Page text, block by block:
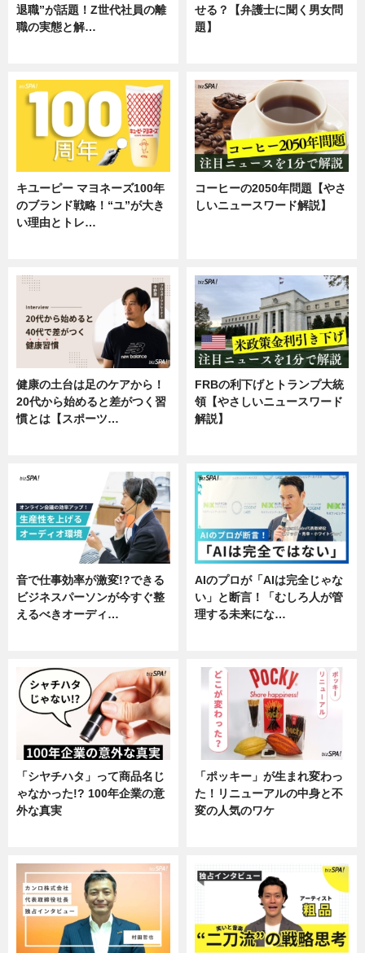
退職”が話題！Z世代社員の離
職の実態と解…
せる？【弁護士に聞く男女問
題】
キユーピー マヨネーズ100年
のブランド戦略！“ユ”が大き
い理由とトレ…
コーヒーの2050年問題【やさ
しいニュースワード解説】
健康の土台は足のケアから！
20代から始めると差がつく習
慣とは【スポーツ…
FRBの利下げとトランプ大統
領【やさしいニュースワード
解説】
音で仕事効率が激変!?できる
ビジネスパーソンが今すぐ整
えるべきオーディ…
AIのプロが「AIは完全じゃな
い」と断言！「むしろ人が管
理する未来にな…
「シヤチハタ」って商品名じ
ゃなかった!? 100年企業の意
外な真実
「ポッキー」が生まれ変わっ
た！リニューアルの中身と不
変の人気のワケ